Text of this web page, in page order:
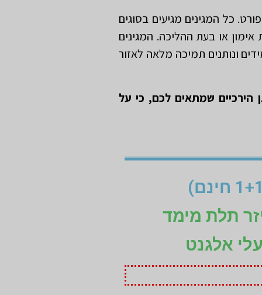
כל המגינים מגיעים בסוגים
או בעת ההליכה. המגינים
ונותנים תמיכה מלאה לאזור
הירכיים שמתאים לכם, כי על
תלת מימד
אלגנט